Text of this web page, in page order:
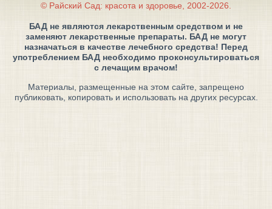
© Райский Сад: красота и здоровье, 2002-2026.
БАД не являются лекарственным средством и не
заменяют лекарственные препараты. БАД не могут
назначаться в качестве лечебного средства! Перед
употреблением БАД необходимо проконсультироваться
с лечащим врачом!
Материалы, размещенные на этом сайте, запрещено
публиковать, копировать и использовать на других ресурсах.